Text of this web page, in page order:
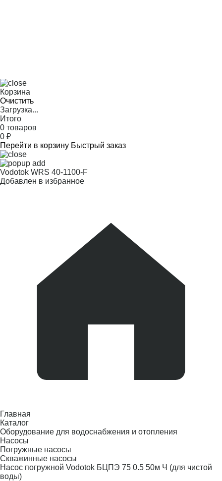
Корзина
Очистить
Загрузка...
Итого
0 товаров
0 ₽
Перейти в корзину Быстрый заказ
Vodotok WRS 40-1100-F
Добавлен в избранное
Главная
Каталог
Оборудование для водоснабжения и отопления
Насосы
Погружные насосы
Скважинные насосы
Насос погружной Vodotok БЦПЭ 75 0.5 50м Ч (для чистой
воды)